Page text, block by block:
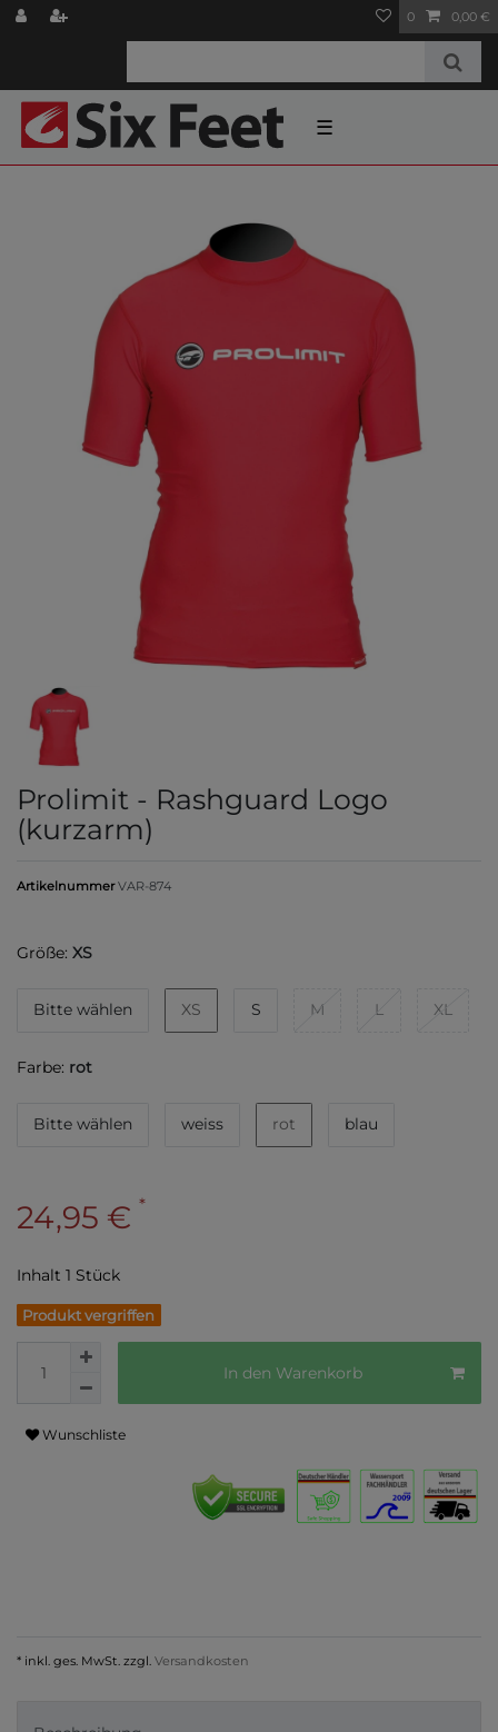
0 0,00 €
☰
Prolimit - Rashguard Logo
(kurzarm)
ArtikelnummerVAR-874
Größe: XS
Bitte wählen XS S M L XL
Farbe: rot
Bitte wählen weiss rot blau
24,95 € *
Inhalt 1 Stück
Produkt vergriffen
In den Warenkorb
Wunschliste
* inkl. ges. MwSt. zzgl. Versandkosten